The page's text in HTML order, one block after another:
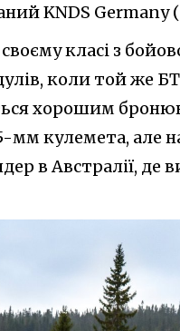
KNDS
класі з
коли той же
хорошим
мм кулемета, але
в Австралії, де